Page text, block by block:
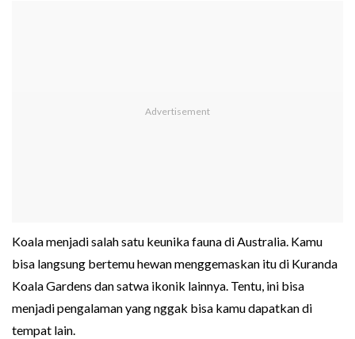
Koala menjadi salah satu keunika fauna di Australia. Kamu
bisa langsung bertemu hewan menggemaskan itu di Kuranda
Koala Gardens dan satwa ikonik lainnya. Tentu, ini bisa
menjadi pengalaman yang nggak bisa kamu dapatkan di
tempat lain.